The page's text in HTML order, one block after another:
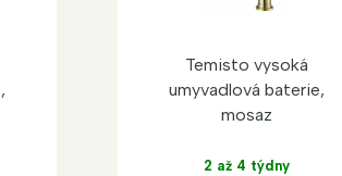
Temisto vysoká
umyvadlová baterie,
mosaz
2 až 4 týdny